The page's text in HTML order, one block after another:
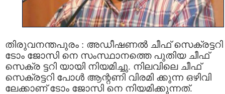
തിരുവനന്തപുരം : അഡീഷണല്‍ ചീഫ് സെക്രട്ടറി
ടോം ജോസി നെ സംസ്ഥാനത്തെ പുതിയ ചീഫ്
സെക്ര ട്ടറി യായി നിയമിച്ചു. നിലവിലെ ചീഫ്
സെക്രട്ടറി പോള്‍ ആന്റണി വിരമി ക്കുന്ന ഒഴിവി
ലേക്കാണ് ടോം ജോസി നെ നിയമിക്കുന്നത്.